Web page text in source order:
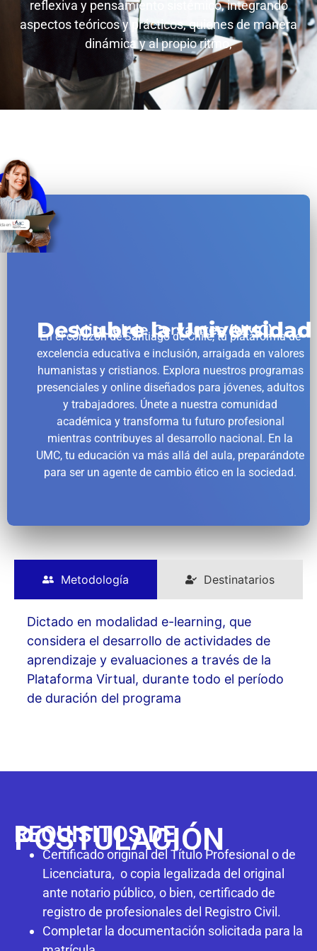
reflexiva y pensamiento sistémico, integrando
aspectos teóricos y prácticos, quienes de manera
dinámica y al propio ritmo,
Miguel de Cervantes (UMC)
Descubre la Universidad
En el corazón de Santiago de Chile, tu plataforma de
excelencia educativa e inclusión, arraigada en valores
humanistas y cristianos. Explora nuestros programas
presenciales y online diseñados para jóvenes, adultos
y trabajadores. Únete a nuestra comunidad
académica y transforma tu futuro profesional
mientras contribuyes al desarrollo nacional. En la
UMC, tu educación va más allá del aula, preparándote
para ser un agente de cambio ético en la sociedad.
Metodología Destinatarios
Dictado en modalidad e-learning, que
considera el desarrollo de actividades de
aprendizaje y evaluaciones a través de la
Plataforma Virtual, durante todo el período
de duración del programa
REQUISITOS DE
POSTULACIÓN
Certificado original del Título Profesional o de
Licenciatura, o copia legalizada del original
ante notario público, o bien, certificado de
registro de profesionales del Registro Civil.
Completar la documentación solicitada para la